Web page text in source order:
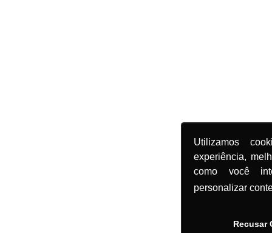
Utilizamos
experiência,
como você
personalizar
Recusar